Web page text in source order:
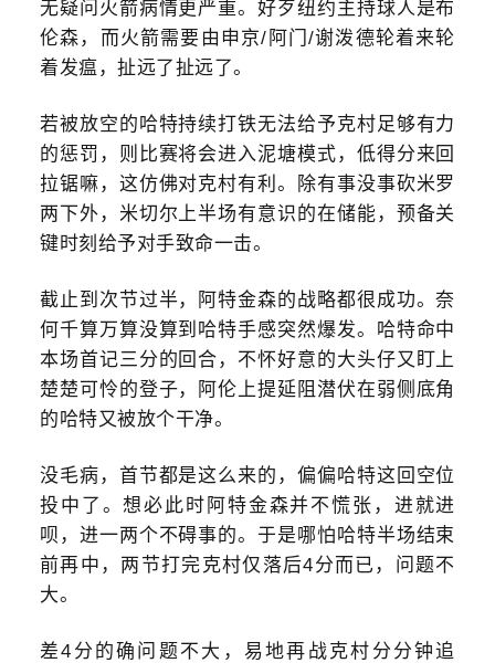
无疑问火箭病情更严重。好歹纽约主持球人是布
伦森，而火箭需要由申京/阿门/谢泼德轮着来轮
着发瘟，扯远了扯远了。
若被放空的哈特持续打铁无法给予克村足够有力
的惩罚，则比赛将会进入泥塘模式，低得分来回
拉锯嘛，这仿佛对克村有利。除有事没事砍米罗
两下外，米切尔上半场有意识的在储能，预备关
键时刻给予对手致命一击。
截止到次节过半，阿特金森的战略都很成功。奈
何千算万算没算到哈特手感突然爆发。哈特命中
本场首记三分的回合，不怀好意的大头仔又盯上
楚楚可怜的登子，阿伦上提延阻潜伏在弱侧底角
的哈特又被放个干净。
没毛病，首节都是这么来的，偏偏哈特这回空位
投中了。想必此时阿特金森并不慌张，进就进
呗，进一两个不碍事的。于是哪怕哈特半场结束
前再中，两节打完克村仅落后4分而已，问题不
大。
差4分的确问题不大，易地再战克村分分钟追